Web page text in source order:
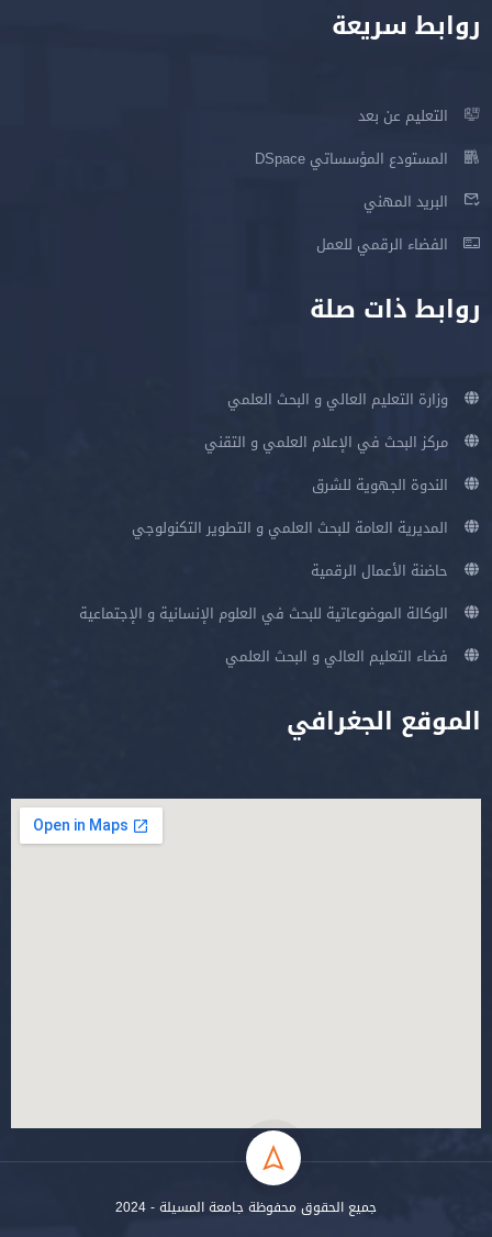
روابط سريعة
التعليم عن بعد
المستودع المؤسساتي DSpace
البريد المهني
الفضاء الرقمي للعمل
روابط ذات صلة
وزارة التعليم العالي و البحث العلمي
مركز البحث في الإعلام العلمي و التقني
الندوة الجهوية للشرق
المديرية العامة للبحث العلمي و التطوير التكنولوجي
حاضنة الأعمال الرقمية
الوكالة الموضوعاتية للبحث في العلوم الإنسانية و الإجتماعية
فضاء التعليم العالي و البحث العلمي
الموقع الجغرافي
جميع الحقوق محفوظة جامعة المسيلة - 2024